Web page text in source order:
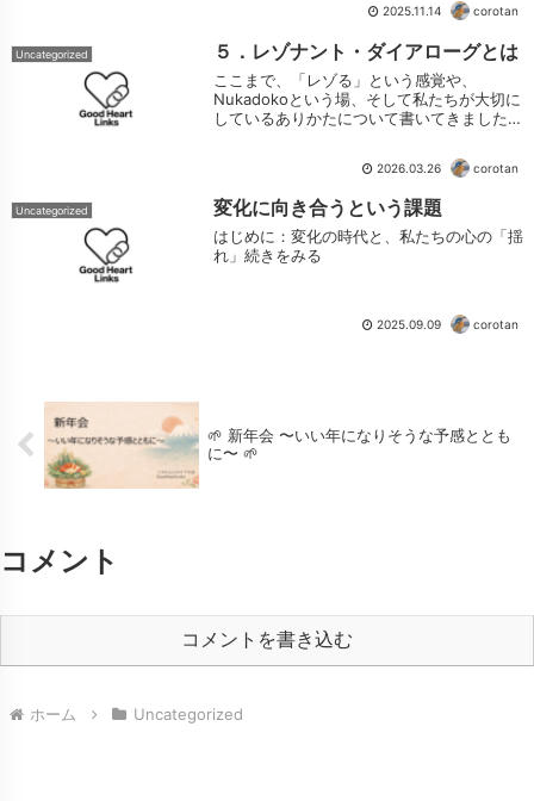
下の条件や要因で評価が変わってくるので
2025.11.14 corotan
Uncategorized ５．レゾナント・ダイアローグとは
ここまで、「レゾる」という感覚や、
Nukadokoという場、そして私たちが大切に
しているありかたについて書いてきました。
2026.03.26 corotan
Uncategorized 変化に向き合うという課題
はじめに：変化の時代と、私たちの心の「揺
れ」続きをみる
2025.09.09 corotan
🌱 新年会 〜いい年になりそうな予感ととも
に〜 🌱
コメント
コメントを書き込む
ホーム Uncategorized